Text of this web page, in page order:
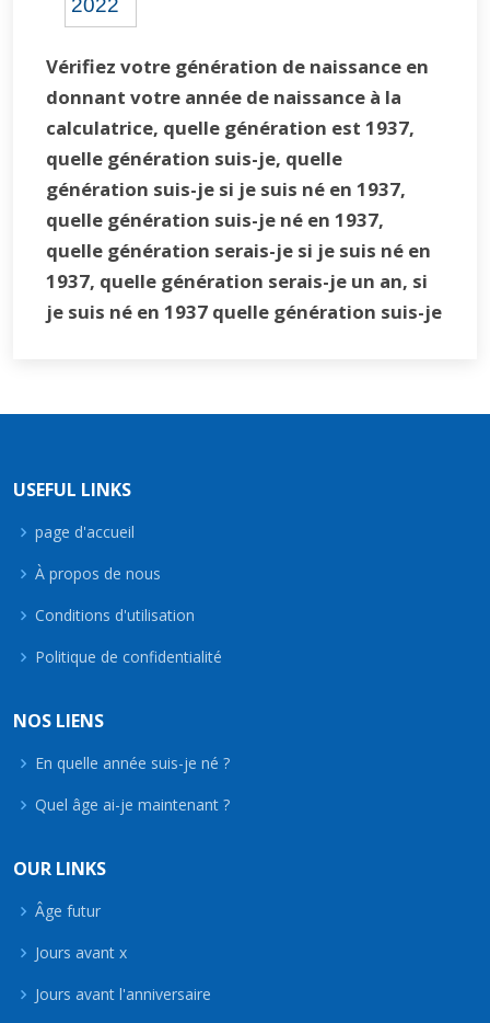
2022
Vérifiez votre génération de naissance en
donnant votre année de naissance à la
calculatrice, quelle génération est 1937,
quelle génération suis-je, quelle
génération suis-je si je suis né en 1937,
quelle génération suis-je né en 1937,
quelle génération serais-je si je suis né en
1937, quelle génération serais-je un an, si
je suis né en 1937 quelle génération suis-je
USEFUL LINKS
page d'accueil
À propos de nous
Conditions d'utilisation
Politique de confidentialité
NOS LIENS
En quelle année suis-je né ?
Quel âge ai-je maintenant ?
OUR LINKS
Âge futur
Jours avant x
Jours avant l'anniversaire